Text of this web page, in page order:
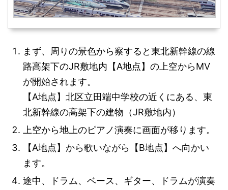
まず、周りの景色から察すると東北新幹線の線
路高架下のJR敷地内【A地点】の上空からMV
が開始されます。
【A地点】北区立田端中学校の近くにある、東
北新幹線の高架下の建物（JR敷地内）
上空から地上のピアノ演奏に画面が移ります。
【A地点】から歌いながら【B地点】へ向かい
ます。
途中、ドラム、ベース、ギター、ドラムが演奏